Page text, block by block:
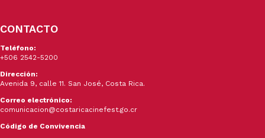
CONTACTO
Teléfono:
+506 2542-5200
Dirección:
Avenida 9, calle 11. San José, Costa Rica.
Correo electrónico:
comunicacion@costaricacinefest.go.cr
Código de Convivencia